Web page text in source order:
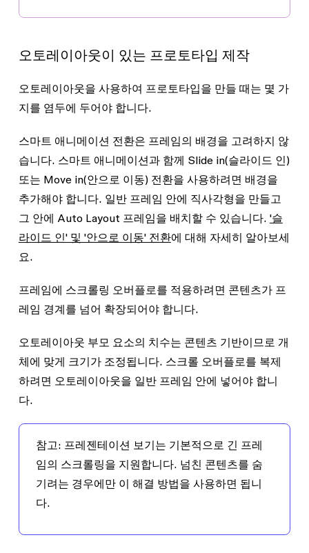
오토레이아웃이 있는 프로토타입 제작
오토레이아웃을 사용하여 프로토타입을 만들 때는 몇 가
지를 염두에 두어야 합니다.
스마트 애니메이션 전환은 프레임의 배경을 고려하지 않
습니다. 스마트 애니메이션과 함께 Slide in(슬라이드 인)
또는 Move in(안으로 이동) 전환을 사용하려면 배경을
추가해야 합니다. 일반 프레임 안에 직사각형을 만들고
그 안에 Auto Layout 프레임을 배치할 수 있습니다. '슬
라이드 인' 및 '안으로 이동' 전환에 대해 자세히 알아보세
요.
프레임에 스크롤링 오버플로를 적용하려면 콘텐츠가 프
레임 경계를 넘어 확장되어야 합니다.
오토레이아웃 부모 요소의 치수는 콘텐츠 기반이므로 개
체에 맞게 크기가 조정됩니다. 스크롤 오버플로를 복제
하려면 오토레이아웃을 일반 프레임 안에 넣어야 합니
다.
참고: 프레젠테이션 보기는 기본적으로 긴 프레
임의 스크롤링을 지원합니다. 넘친 콘텐츠를 숨
기려는 경우에만 이 해결 방법을 사용하면 됩니
다.